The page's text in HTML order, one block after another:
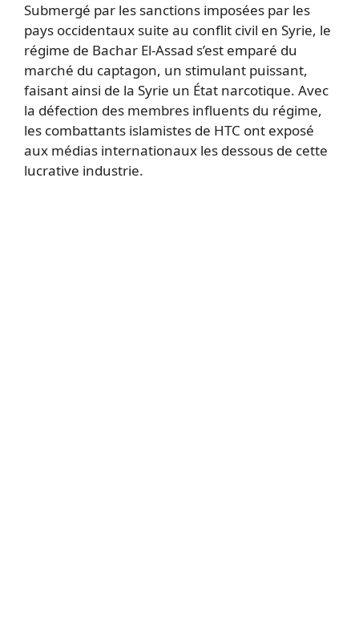
Submergé par les sanctions imposées par les
pays occidentaux suite au conflit civil en Syrie, le
régime de Bachar El-Assad s’est emparé du
marché du captagon, un stimulant puissant,
faisant ainsi de la Syrie un État narcotique. Avec
la défection des membres influents du régime,
les combattants islamistes de HTC ont exposé
aux médias internationaux les dessous de cette
lucrative industrie.